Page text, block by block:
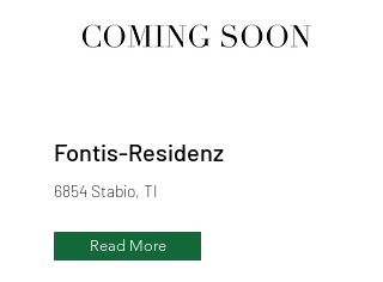
Fontis-Residenz
6854 Stabio, TI
Read More